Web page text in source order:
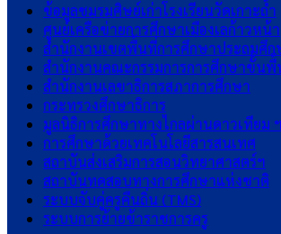
ข้อมูลชมรมศิษย์เก่าโรงเรียนวัดเกาะถ้ำ
ศูนย์เครือข่ายการศึกษาเมืองเลก้าวหน้า
สำนักงานเขตพื้นที่การศึกษาประถมศึก
สำนักงานคณะกรรมการการศึกษาขั้น
สำนักงานเลขาธิการสภาการศึกษา
กระทรวงศึกษาธิการ
มูลนิธิการศึกษาทางไกลผ่านดาวเทียม
การศึกษาด้วยเทคโนโลยีสารสนเทศ
สถาบันส่งเสริมการสอนวิทยาศาสตร์ฯ
สถาบันทดสอบทางการศึกษาแห่งชาติ
ระบบจับคู่ครูคืนถิ่น (TMS)
ระบบการย้ายข้าราชการครู